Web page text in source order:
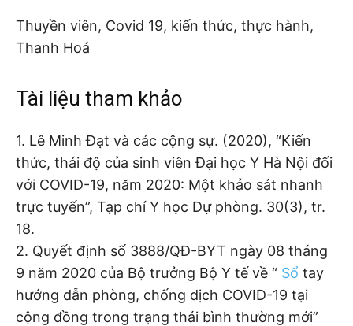
Thuyền viên, Covid 19, kiến thức, thực hành,
Thanh Hoá
Tài liệu tham khảo
1. Lê Minh Đạt và các cộng sự. (2020), “Kiến
thức, thái độ của sinh viên Đại học Y Hà Nội đối
với COVID-19, năm 2020: Một khảo sát nhanh
trực tuyến”, Tạp chí Y học Dự phòng. 30(3), tr.
18.
2. Quyết định số 3888/QĐ-BYT ngày 08 tháng
9 năm 2020 của Bộ trưởng Bộ Y tế về “ Sổ tay
hướng dẫn phòng, chống dịch COVID-19 tại
cộng đồng trong trạng thái bình thường mới”